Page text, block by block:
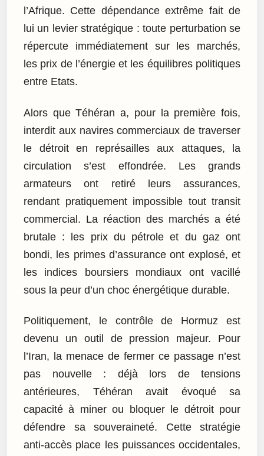
l’Afrique. Cette dépendance extrême fait de
lui un levier stratégique : toute perturbation se
répercute immédiatement sur les marchés,
les prix de l’énergie et les équilibres politiques
entre Etats.
Alors que Téhéran a, pour la première fois,
interdit aux navires commerciaux de traverser
le détroit en représailles aux attaques, la
circulation s’est effondrée. Les grands
armateurs ont retiré leurs assurances,
rendant pratiquement impossible tout transit
commercial. La réaction des marchés a été
brutale : les prix du pétrole et du gaz ont
bondi, les primes d’assurance ont explosé, et
les indices boursiers mondiaux ont vacillé
sous la peur d’un choc énergétique durable.
Politiquement, le contrôle de Hormuz est
devenu un outil de pression majeur. Pour
l’Iran, la menace de fermer ce passage n’est
pas nouvelle : déjà lors de tensions
antérieures, Téhéran avait évoqué sa
capacité à miner ou bloquer le détroit pour
défendre sa souveraineté. Cette stratégie
anti-accès place les puissances occidentales,